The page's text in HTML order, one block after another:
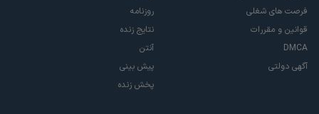
فرصت های شغلی
قوانین و مقررات
DMCA
آگهی دولتی
روزنامه
نتایج زنده
آنتن
پیش بینی
پخش زنده